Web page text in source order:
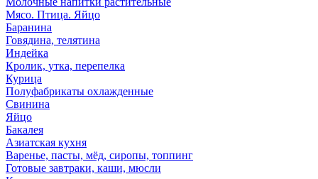
Мясо. Птица. Яйцо
Баранина
Говядина, телятина
Индейка
Кролик, утка, перепелка
Курица
Полуфабрикаты охлажденные
Свинина
Яйцо
Бакалея
Азиатская кухня
Варенье, пасты, мёд, сиропы, топпинг
Готовые завтраки, каши, мюсли